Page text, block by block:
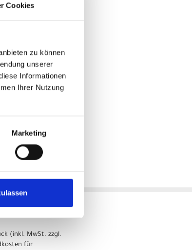
Cookies
zu können
unserer
Informationen
Ihrer Nutzung
Marketing
(inkl. MwSt. zzgl.
für